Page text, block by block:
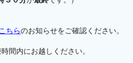
こちらのお知らせをご確認ください。
間内にお越しください。